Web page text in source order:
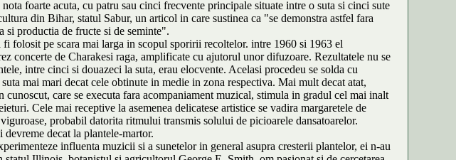
foarte acuta, cu patru sau cinci frecvente principale situate intre o suta si cinci sute
din Bihar, statul Sabur, un articol in care sustinea ca "se demonstra astfel fara
si productia de fructe si de seminte".
folosit pe scara mai larga in scopul sporirii recoltelor. intre 1960 si 1963 el
concerte de Charakesi raga, amplificate cu ajutorul unor difuzoare. Rezultatele nu se
intre cinci si douazeci la suta, erau elocvente. Acelasi procedeu se solda cu
mai mari decat cele obtinute in medie in zona respectiva. Mai mult decat atat,
care se executa fara acompaniament muzical, stimula in gradul cel mai inalt
Cele mai receptive la asemenea delicatese artistice se vadira margaretele de
probabil datorita ritmului transmis solului de picioarele dansatoarelor.
decat la plantele-martor.
influenta muzicii si a sunetelor in general asupra cresterii plantelor, ei n-au